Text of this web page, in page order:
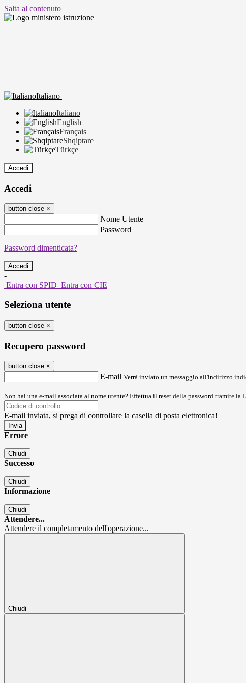
Salta al contenuto
Italiano
Italiano
English
Français
Shqiptare
Türkçe
Accedi
Accedi
button close ×
Nome Utente
Password
Password dimenticata?
-
Entra con SPID Entra con CIE
Seleziona utente
button close ×
Recupero password
button close ×
E-mail Verrà inviato un messaggio all'indirizzo
Non hai una e-mail associata al nome utente? Effettua il reset della password tramite la
E-mail inviata, si prega di controllare la casella di posta elettronica!
Errore
Chiudi
Successo
Chiudi
Informazione
Chiudi
Attendere...
Attendere il completamento dell'operazione...
Chiudi